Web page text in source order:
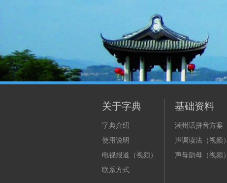
关于字典
字典介绍
使用说明
电视报道（视频）
联系方式
基础资料
潮州话拼音方案
声调读法（视频）
声母韵母（视频）